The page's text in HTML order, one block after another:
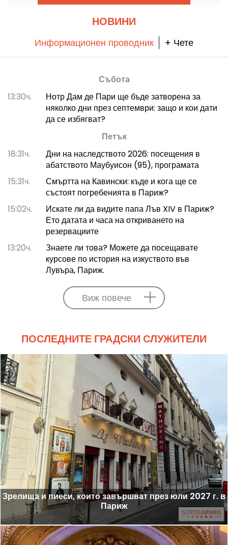
НОВИНИ
Информационен проводник + Чете
Събота
13:30ч.
Нотр Дам де Пари ще бъде затворена за
няколко дни през септември: защо и кои дати
да се избягват?
Петък
18:31ч.
Дни на наследството 2026: посещения в
абатството Маубуисон (95), програмата
15:31ч.
Смъртта на Кавински: къде и кога ще се
състоят погребенията в Париж?
15:02ч.
Искате ли да видите папа Лъв XIV в Париж?
Ето датата и часа на откриването на
резервациите
13:20ч.
Знаете ли това? Можете да посещавате
курсове по история на изкуството във
Лувъра, Париж.
Виж повече
ПОСЛЕДНИТЕ ГРАДСКИ СЛУЖИТЕЛИ
Зрелища и пиеси, които завършват през юли 2027 г. в
Париж